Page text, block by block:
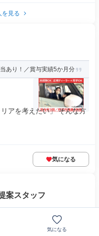
を見る
あり！／賞与実績5か月分
アを考えたい」 そんな方
気になる
案スタッフ
！転勤なしで長く働ける
気になる